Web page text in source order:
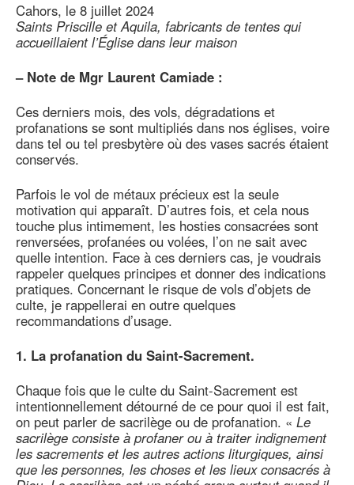
Cahors, le 8 juillet 2024
Saints Priscille et Aquila, fabricants de tentes qui
accueillaient l’Église dans leur maison
– Note de Mgr Laurent Camiade :
Ces derniers mois, des vols, dégradations et
profanations se sont multipliés dans nos églises, voire
dans tel ou tel presbytère où des vases sacrés étaient
conservés.
Parfois le vol de métaux précieux est la seule
motivation qui apparaît. D’autres fois, et cela nous
touche plus intimement, les hosties consacrées sont
renversées, profanées ou volées, l’on ne sait avec
quelle intention. Face à ces derniers cas, je voudrais
rappeler quelques principes et donner des indications
pratiques. Concernant le risque de vols d’objets de
culte, je rappellerai en outre quelques
recommandations d’usage.
1. La profanation du Saint-Sacrement.
Chaque fois que le culte du Saint-Sacrement est
intentionnellement détourné de ce pour quoi il est fait,
on peut parler de sacrilège ou de profanation. « Le
sacrilège consiste à profaner ou à traiter indignement
les sacrements et les autres actions liturgiques, ainsi
que les personnes, les choses et les lieux consacrés à